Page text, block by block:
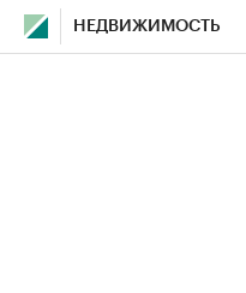
НЕДВИЖИМОСТЬ